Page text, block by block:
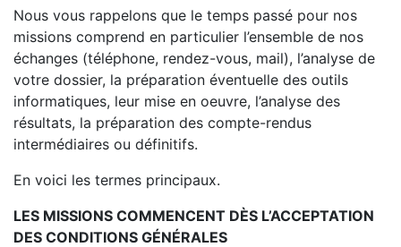
Nous vous rappelons que le temps passé pour nos
missions comprend en particulier l’ensemble de nos
échanges (téléphone, rendez-vous, mail), l’analyse de
votre dossier, la préparation éventuelle des outils
informatiques, leur mise en oeuvre, l’analyse des
résultats, la préparation des compte-rendus
intermédiaires ou définitifs.
En voici les termes principaux.
LES MISSIONS COMMENCENT DÈS L’ACCEPTATION
DES CONDITIONS GÉNÉRALES